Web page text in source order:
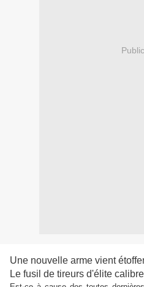
Une nouvelle arme vient
Le fusil de tireurs d'élite